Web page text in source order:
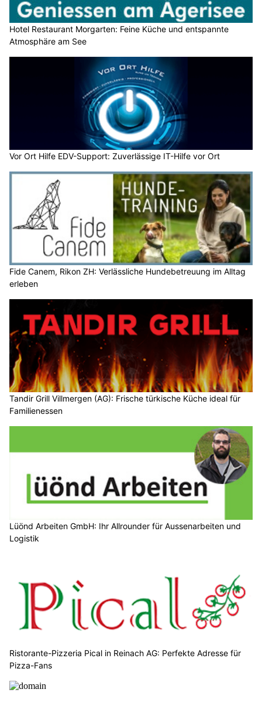
Hotel Restaurant Morgarten: Feine Küche und entspannte
Atmosphäre am See
Vor Ort Hilfe EDV-Support: Zuverlässige IT-Hilfe vor Ort
Fide Canem, Rikon ZH: Verlässliche Hundebetreuung im Alltag
erleben
Tandir Grill Villmergen (AG): Frische türkische Küche ideal für
Familienessen
Lüönd Arbeiten GmbH: Ihr Allrounder für Aussenarbeiten und
Logistik
Ristorante-Pizzeria Pical in Reinach AG: Perfekte Adresse für
Pizza-Fans